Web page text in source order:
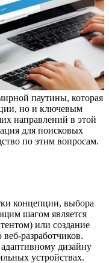
паутины, которая
но и ключевым
направлений в этой
для поисковых
по этим вопросам.
концепции, выбора
шагом является
или создание
разработчиков.
дизайну
устройствах.